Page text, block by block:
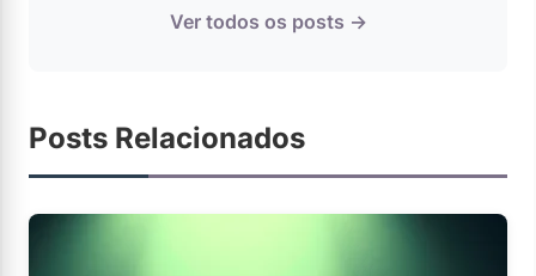
Ver todos os posts →
Posts Relacionados